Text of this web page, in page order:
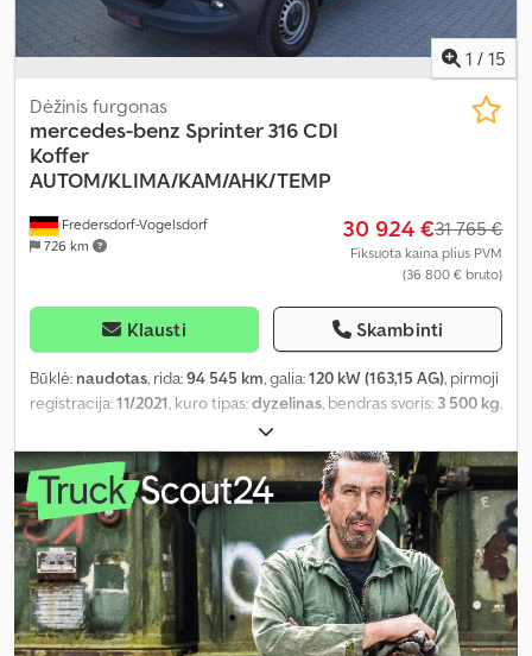
1 / 15
Fredersdorf-Vogelsdorf
726 km
Dėžinis furgonas
mercedes-benz Sprinter 316 CDI
Koffer
AUTOM/KLIMA/KAM/AHK/TEMP
30 924 €31 765 €
Fiksuota kaina plius PVM
(36 800 € bruto)
Klausti Skambinti
Būklė: naudotas, rida:94 545 km, galia:120 kW (163,15 AG), pirmoji
registracija:11/2021, kuro tipas:dyzelinas, bendras svoris: 3 500 kg,
, vairuotojo kabina:
tipas:automatinis, emisijos klasė:Euro 6, pakaba:kitas, sėdimų
vietų skaičius:3, Įranga: ABS, borto kompiuteris, centrinis
užraktas, elektroninė stabilumo programa (ESP), imobilaizerio
sistema, kruizo kontrolė, navigacijos sistema, oro
kondicionavimas, oro pagalvė, priekabos jungtis, stumdomos
durys, suodžių filtras